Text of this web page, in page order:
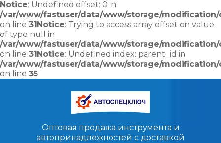
Notice: Undefined offset: 0 in
/var/www/fastuser/data/www/storage/
on line 31Notice: Trying to access array offset on value
of type null in
/var/www/fastuser/data/www/storage/
on line 31Notice: Undefined index: parent_id in
/var/www/fastuser/data/www/storage/
on line 35
Оптовая продажа инструмента и
автопринадлежностей с доставкой